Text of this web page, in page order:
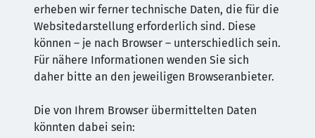
erheben wir ferner technische Daten, die für die
Websitedarstellung erforderlich sind. Diese
können – je nach Browser – unterschiedlich sein.
Für nähere Informationen wenden Sie sich
daher bitte an den jeweiligen Browseranbieter.
Die von Ihrem Browser übermittelten Daten
könnten dabei sein: